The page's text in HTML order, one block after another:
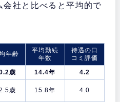
社と比べると平均的で
年齢
平均勤続
年数
待遇の口
コミ評価
歳 14.4年
4.2
歳 15.8年 4.0